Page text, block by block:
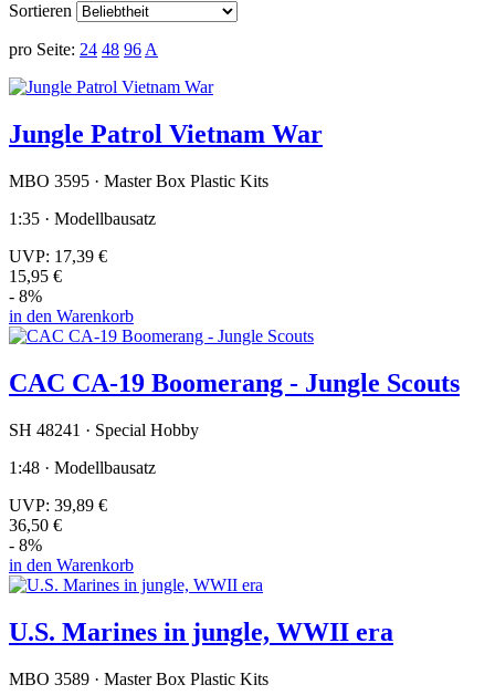
Sortieren
pro Seite: 24 48 96 A
Jungle Patrol Vietnam War
MBO 3595 · Master Box Plastic Kits
1:35 · Modellbausatz
UVP: 17,39 €
15,95 €
- 8%
in den Warenkorb
CAC CA-19 Boomerang - Jungle Scouts
SH 48241 · Special Hobby
1:48 · Modellbausatz
UVP: 39,89 €
36,50 €
- 8%
in den Warenkorb
U.S. Marines in jungle, WWII era
MBO 3589 · Master Box Plastic Kits